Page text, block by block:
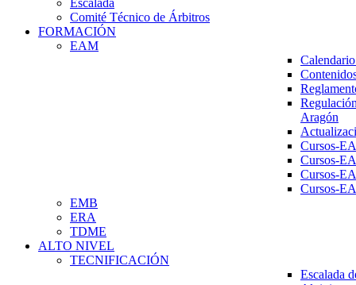
Escalada
Comité Técnico de Árbitros
FORMACIÓN
EAM
Aragón
Cursos-
Cursos-
Cursos-
Cursos-
EMB
ERA
TDME
ALTO NIVEL
TECNIFICACIÓN
Escalada